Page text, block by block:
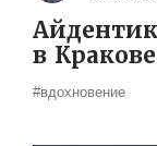
в Кракове
#вдохновение